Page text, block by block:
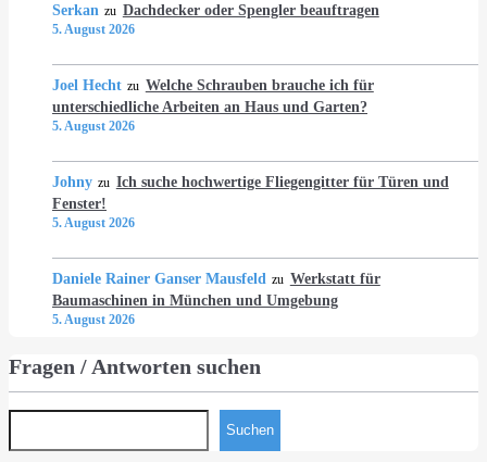
Serkan zu Dachdecker oder Spengler beauftragen
5. August 2026
Joel Hecht zu Welche Schrauben brauche ich für
unterschiedliche Arbeiten an Haus und Garten?
5. August 2026
Johny zu Ich suche hochwertige Fliegengitter für Türen und
Fenster!
5. August 2026
Daniele Rainer Ganser Mausfeld zu Werkstatt für
Baumaschinen in München und Umgebung
5. August 2026
Fragen / Antworten suchen
Suchen